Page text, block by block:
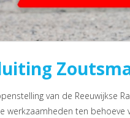
van de Reeuwijkse
werkzaamheden ten behoeve